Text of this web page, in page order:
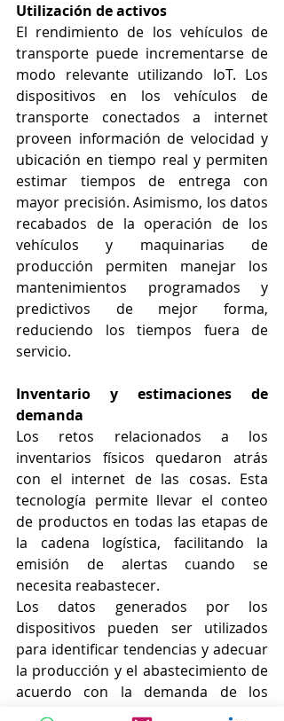
Utilización de activos
El rendimiento de los vehículos de
transporte puede incrementarse de
modo relevante utilizando IoT. Los
dispositivos en los vehículos de
transporte conectados a internet
proveen información de velocidad y
ubicación en tiempo real y permiten
estimar tiempos de entrega con
mayor precisión. Asimismo, los datos
recabados de la operación de los
vehículos y maquinarias de
producción permiten manejar los
mantenimientos programados y
predictivos de mejor forma,
reduciendo los tiempos fuera de
servicio.
Inventario y estimaciones de
demanda
Los retos relacionados a los
inventarios físicos quedaron atrás
con el internet de las cosas. Esta
tecnología permite llevar el conteo
de productos en todas las etapas de
la cadena logística, facilitando la
emisión de alertas cuando se
necesita reabastecer.
Los datos generados por los
dispositivos pueden ser utilizados
para identificar tendencias y adecuar
la producción y el abastecimiento de
acuerdo con la demanda de los
clientes.